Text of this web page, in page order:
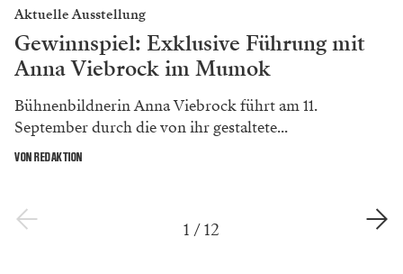
Aktuelle Ausstellung
Gewinnspiel: Exklusive Führung mit
Anna Viebrock im Mumok
Bühnenbildnerin Anna Viebrock führt am 11.
September durch die von ihr gestaltete...
VON REDAKTION
1 /12